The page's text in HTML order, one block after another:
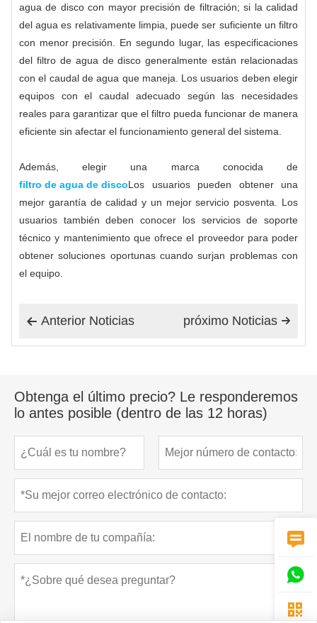
agua de disco con mayor precisión de filtración; si la calidad
del agua es relativamente limpia, puede ser suficiente un filtro
con menor precisión. En segundo lugar, las especificaciones
del filtro de agua de disco generalmente están relacionadas
con el caudal de agua que maneja. Los usuarios deben elegir
equipos con el caudal adecuado según las necesidades
reales para garantizar que el filtro pueda funcionar de manera
eficiente sin afectar el funcionamiento general del sistema.
Además, elegir una marca conocida de
filtro de agua de discoLos usuarios pueden obtener una
mejor garantía de calidad y un mejor servicio posventa. Los
usuarios también deben conocer los servicios de soporte
técnico y mantenimiento que ofrece el proveedor para poder
obtener soluciones oportunas cuando surjan problemas con
el equipo.
 Anterior Noticias 
próximo Noticias
Obtenga el último precio? Le responderemos
lo antes posible (dentro de las 12 horas)


